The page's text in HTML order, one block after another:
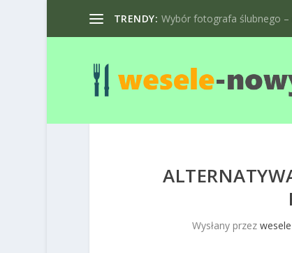
TRENDY: Wybór fotografa ślubnego –
Wysłany przez